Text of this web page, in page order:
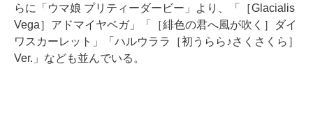
らに「ウマ娘 プリティーダービー」より、「［Glacialis
Vega］アドマイヤベガ」「［緋色の君へ風が吹く］ダイ
ワスカーレット」「ハルウララ［初うらら♪さくさくら］
Ver.」なども並んでいる。